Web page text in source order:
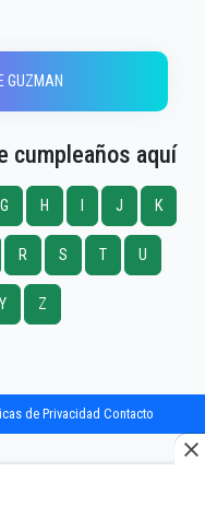
GUZMAN
cumpleaños aquí
G H J K
R S T U
Y Z
de Privacidad Contacto